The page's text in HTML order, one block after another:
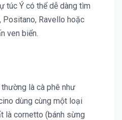
túc Ý có thể dễ dàng tìm
Positano, Ravello hoặc
ven biển.
là cà phê như
dùng cùng một loại
là cornetto (bánh sừng